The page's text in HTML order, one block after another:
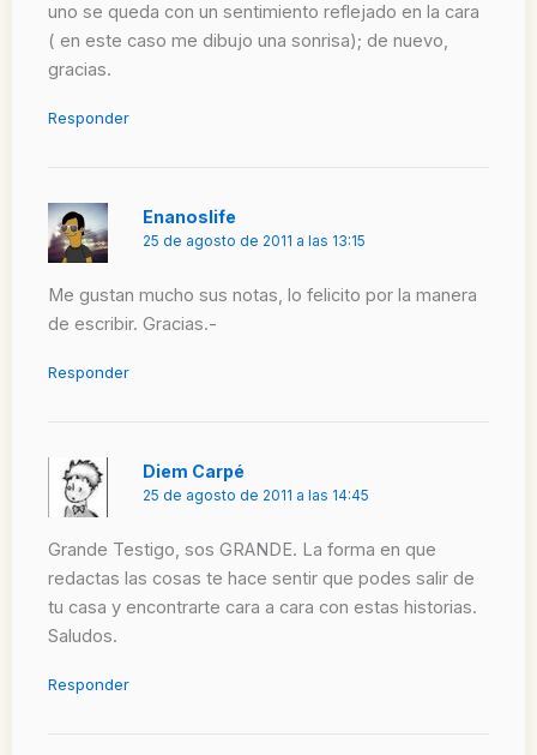
uno se queda con un sentimiento reflejado en la cara
( en este caso me dibujo una sonrisa); de nuevo,
gracias.
Responder
Enanoslife
25 de agosto de 2011 a las 13:15
Me gustan mucho sus notas, lo felicito por la manera
de escribir. Gracias.-
Responder
Diem Carpé
25 de agosto de 2011 a las 14:45
Grande Testigo, sos GRANDE. La forma en que
redactas las cosas te hace sentir que podes salir de
tu casa y encontrarte cara a cara con estas historias.
Saludos.
Responder